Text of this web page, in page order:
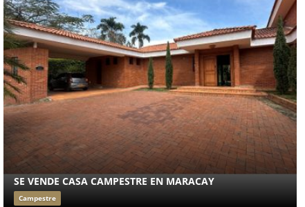
SE VENDE CASA CAMPESTRE EN MARACAY
Campestre